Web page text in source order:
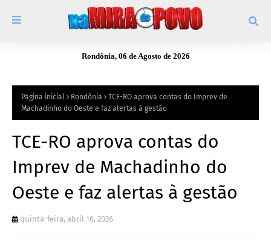
Rondônia, 06 de Agosto de 2026
Página inicial Rondônia
TCE-RO aprova contas do Imprev de
Machadinho do Oeste e faz alertas à gestão
TCE-RO aprova contas do
Imprev de Machadinho do
Oeste e faz alertas à gestão
quinta-feira, abril 16, 2026